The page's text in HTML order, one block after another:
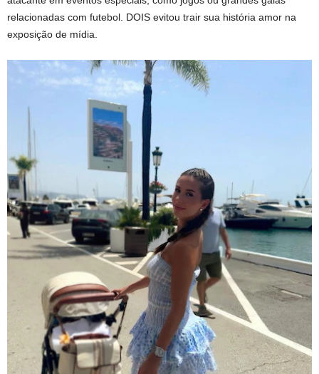
relacionadas com futebol. DOIS evitou trair sua história amor na
exposição de mídia.